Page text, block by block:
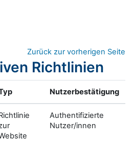
Zurück zur vorherigen Seite
Richtlinien
Nutzerbestätigung
Authentifizierte
Nutzer/innen